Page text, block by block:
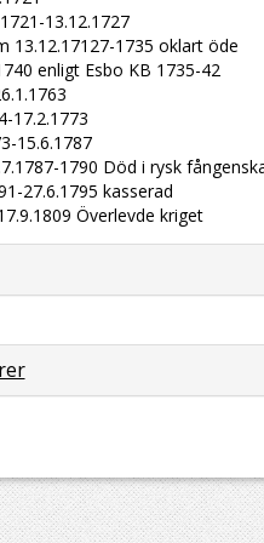
13.12.1727
13.12.17127-1735 oklart öde
enligt Esbo KB 1735-42
17.2.1773
15.6.1787
1790 Död i rysk
27.6.1795 kasserad
Överlevde kriget